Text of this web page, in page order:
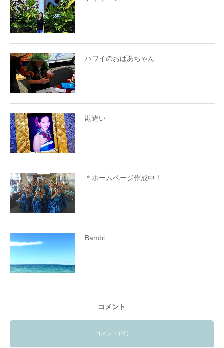
ハワイのおばあちゃん
勘違い
＊ホームページ作成中！
Bambi
コメント
コメント ( 0 )